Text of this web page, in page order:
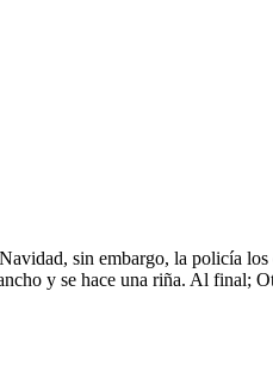
sin embargo, la policía
y se hace una riña. Al final;